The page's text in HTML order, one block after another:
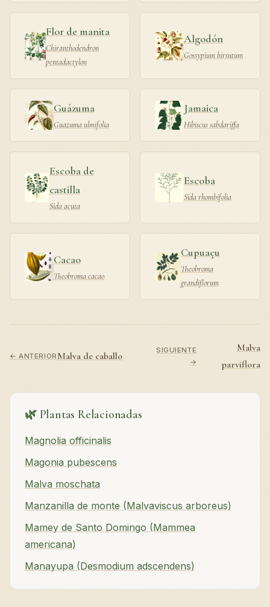
Flor de manita
Chiranthodendron
pentadactylon
Algodón
Gossypium hirsutum
Guázuma
Guazuma ulmifolia
Jamaica
Hibiscus sabdariffa
Escoba de
castilla
Sida acuta
Escoba
Sida rhombifolia
Cacao
Theobroma cacao
Cupuaçu
Theobroma
grandiflorum
← ANTERIORMalva de caballo
SIGUIENTE
→
Malva
parviflora
🌿 Plantas Relacionadas
Magnolia officinalis
Magonia pubescens
Malva moschata
Manzanilla de monte (Malvaviscus arboreus)
Mamey de Santo Domingo (Mammea
americana)
Manayupa (Desmodium adscendens)